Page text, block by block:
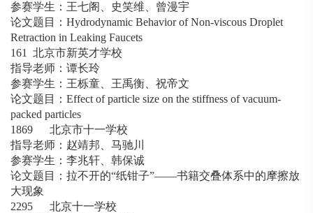
参赛学生：王七阁、史笑维、曾漫宇
论文题目：Hydrodynamic Behavior of Non-viscous Droplet
Retraction in Leaking Faucets
161 北京市新英才学校
指导老师：谭长玲
参赛学生：王栎童、王禹衡、祝帝文
论文题目：Effect of particle size on the stiffness of vacuum-
packed particles
1869 北京市十一学校
指导老师：赵靖邦、马驰川
参赛学生：李兆轩、韩保诚
论文题目：拉不开的“纸钳子”——书籍交叠体系中的摩擦放
大现象
2295 北京十一学校